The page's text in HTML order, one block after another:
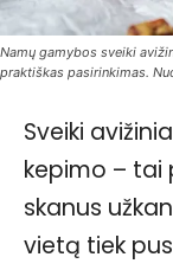
Namų gamybos sveiki
praktiškas pasirinkimas.
Sveiki
kepimo –
skanus
vietą tiek